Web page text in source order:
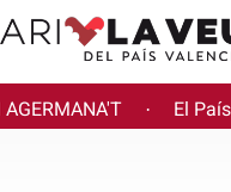
AGERMANA'T · El